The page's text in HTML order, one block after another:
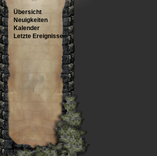
Übersicht
Neuigkeiten
Kalender
Letzte Ereignisse